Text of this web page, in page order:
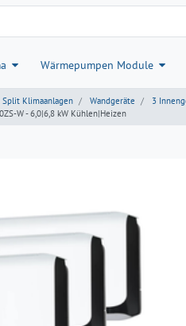
Wärmepumpen Module
Split Klimaanlagen Wandgeräte
3
W - 6,0|6,8 kW Kühlen|Heizen